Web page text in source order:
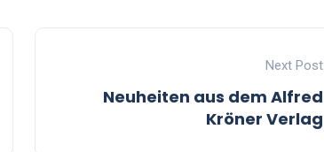
Next Post
Neuheiten aus dem Alfred
Kröner Verlag